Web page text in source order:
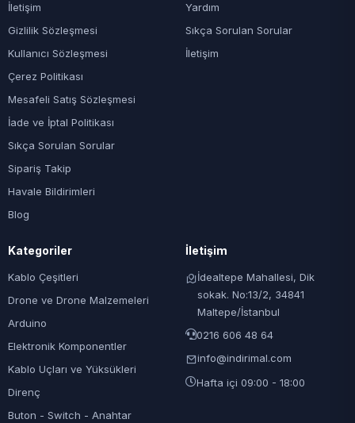
İletişim
Gizlilik Sözleşmesi
Kullanıcı Sözleşmesi
Çerez Politikası
Mesafeli Satış Sözleşmesi
İade ve İptal Politikası
Sıkça Sorulan Sorular
Sipariş Takip
Havale Bildirimleri
Blog
Yardım
Sıkça Sorulan Sorular
İletişim
Kategoriler
Kablo Çeşitleri
Drone ve Drone Malzemeleri
Arduino
Elektronik Komponentler
Kablo Uçları ve Yüksükleri
Direnç
Buton - Switch - Anahtar
İletişim
İdealtepe Mahallesi, Dik
sokak. No:13/2, 34841
Maltepe/İstanbul
0216 606 48 64
info@indirimal.com
Hafta içi 09:00 - 18:00